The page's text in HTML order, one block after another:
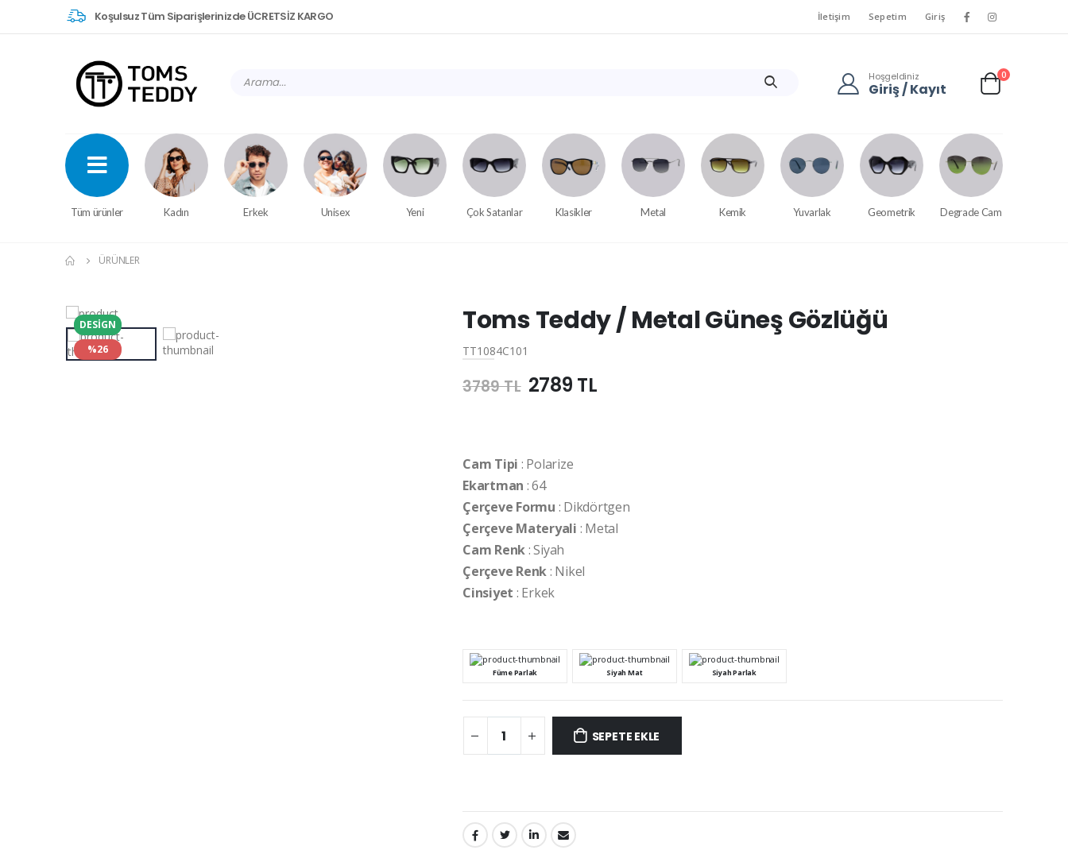
Koşulsuz Tüm Siparişlerinizde ÜCRETSİZ KARGO İletişim Sepetim Giriş
Hoşgeldiniz
Giriş / Kayıt
0
Tüm ürünler Kadın Erkek Unisex Yeni Çok Satanlar Klasikler Metal Kemik Yuvarlak Geometrik Degrade Cam
ÜRÜNLER
DESIGN
%26
Toms Teddy / Metal Güneş Gözlüğü
TT1084C101
3789 TL 2789 TL
Cam Tipi : Polarize
Ekartman : 64
Çerçeve Formu : Dikdörtgen
Çerçeve Materyali : Metal
Cam Renk: Siyah
Çerçeve Renk: Nikel
Cinsiyet : Erkek
Füme Parlak Siyah Mat Siyah Parlak
SEPETE EKLE
PAYLAŞ: